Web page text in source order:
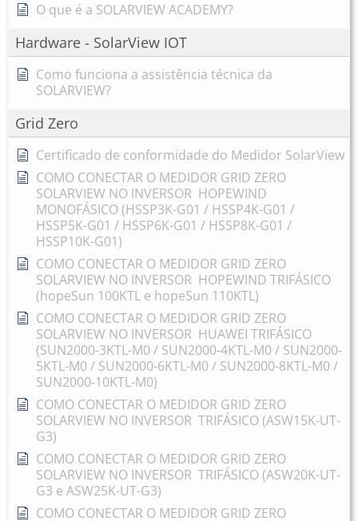
O que é a SOLARVIEW ACADEMY?
Hardware - SolarView IOT
Como funciona a assistência técnica da
SOLARVIEW?
Grid Zero
Certificado de conformidade do Medidor SolarView
COMO CONECTAR O MEDIDOR GRID ZERO
SOLARVIEW NO INVERSOR HOPEWIND
MONOFÁSICO (HSSP3K-G01 / HSSP4K-G01 /
HSSP5K-G01 / HSSP6K-G01 / HSSP8K-G01 /
HSSP10K-G01)
COMO CONECTAR O MEDIDOR GRID ZERO
SOLARVIEW NO INVERSOR HOPEWIND TRIFÁSICO
(hopeSun 100KTL e hopeSun 110KTL)
COMO CONECTAR O MEDIDOR GRID ZERO
SOLARVIEW NO INVERSOR HUAWEI TRIFÁSICO
(SUN2000-3KTL-M0 / SUN2000-4KTL-M0 / SUN2000-
5KTL-M0 / SUN2000-6KTL-M0 / SUN2000-8KTL-M0 /
SUN2000-10KTL-M0)
COMO CONECTAR O MEDIDOR GRID ZERO
SOLARVIEW NO INVERSOR TRIFÁSICO (ASW15K-UT-
G3)
COMO CONECTAR O MEDIDOR GRID ZERO
SOLARVIEW NO INVERSOR TRIFÁSICO (ASW20K-UT-
G3 e ASW25K-UT-G3)
COMO CONECTAR O MEDIDOR GRID ZERO